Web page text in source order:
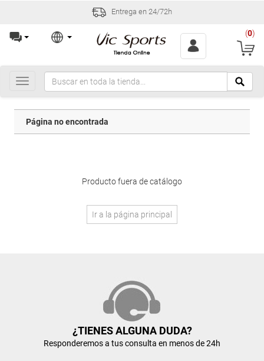
Entrega en 24/72h
(0)
Toggle
navigation
Página no encontrada
Producto fuera de catálogo
Ir a la página principal
¿TIENES ALGUNA DUDA?
Responderemos a tus consulta en menos de 24h